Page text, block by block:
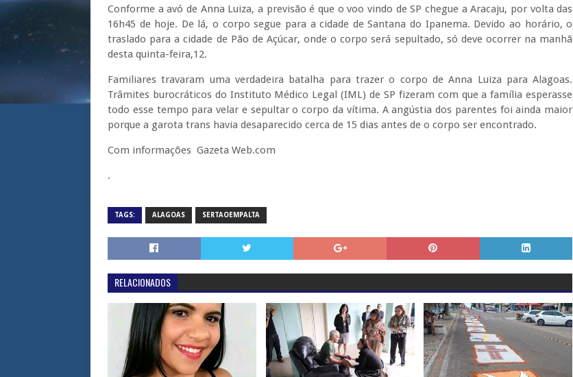
Conforme a avó de Anna Luiza, a previsão é que o voo vindo de SP chegue a Aracaju, por volta das
16h45 de hoje. De lá, o corpo segue para a cidade de Santana do Ipanema. Devido ao horário, o
traslado para a cidade de Pão de Açúcar, onde o corpo será sepultado, só deve ocorrer na manhã
desta quinta-feira,12.
Familiares travaram uma verdadeira batalha para trazer o corpo de Anna Luiza para Alagoas.
Trâmites burocráticos do Instituto Médico Legal (IML) de SP fizeram com que a família esperasse
todo esse tempo para velar e sepultar o corpo da vítima. A angústia dos parentes foi ainda maior
porque a garota trans havia desaparecido cerca de 15 dias antes de o corpo ser encontrado.
Com informações Gazeta Web.com
.
TAGS: ALAGOAS SERTAOEMPALTA
RELACIONADOS